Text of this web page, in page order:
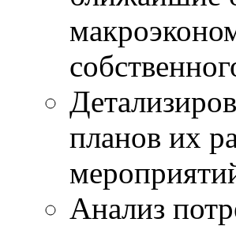
планов их
Анализ